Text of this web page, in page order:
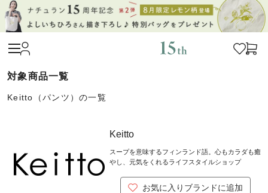
Keitto（パンツ）の一覧
Keitto
スープを意味するフィンランド語。心もカラダも癒
やし、元気をくれるライフスタイルショップ
お気に入りブランドに追加